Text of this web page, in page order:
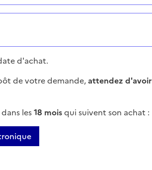
d'achat.
de votre demande,attendez d'avoir
dans les18 moisqui suivent son achat :